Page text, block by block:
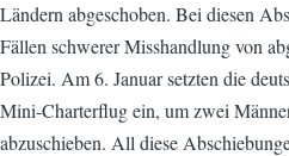
Ländern abgeschoben. Bei diesen
Fällen schwerer Misshandlung von
Polizei. Am 6. Januar setzten die
Mini-Charterflug ein, um zwei
abzuschieben. All diese